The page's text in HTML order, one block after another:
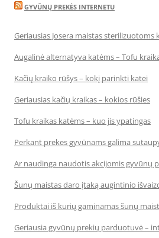
GYVŪNŲ PREKĖS INTERNETU
Geriausias Josera maistas sterilizuotoms
Augalinė alternatyva katėms – Tofu
Kačių kraiko rūšys – kokį parinkti katei
Geriausias kačių kraikas – kokios rūšies
Tofu kraikas katėms – kuo jis ypatingas
Perkant prekes gyvūnams galima
Ar naudinga naudotis akcijomis gyvūnų
Šunų maistas daro įtaką augintinio
Produktai iš kurių gaminamas šunų
Geriausia gyvūnų prekių parduotuvė –